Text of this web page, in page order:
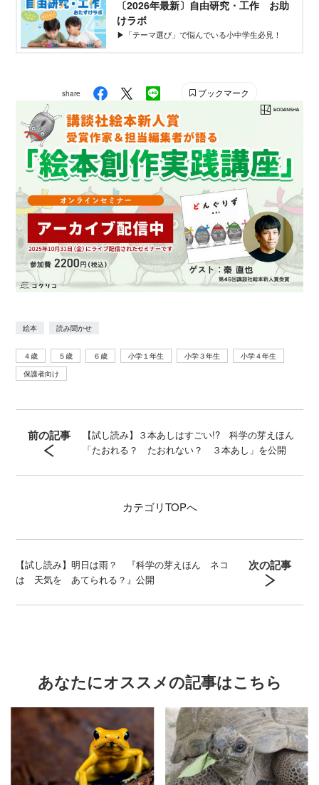
〔2026年最新〕自由研究・工作 お助
けラボ
▶︎「テーマ選び」で悩んでいる小中学生必見！
share ブックマーク
絵本 読み聞かせ
４歳 ５歳 ６歳 小学１年生 小学３年生
小学４年生
保護者向け
前の記事
【試し読み】３本あしはすごい!? 科学の芽えほん
「たおれる？ たおれない？ ３本あし」を公開
カテゴリTOPへ
【試し読み】明日は雨？ 『科学の芽えほん ネコ
は 天気を あてられる？』公開
次の記事
あなたにオススメの記事はこちら